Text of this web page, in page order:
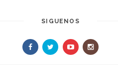
SIGUENOS